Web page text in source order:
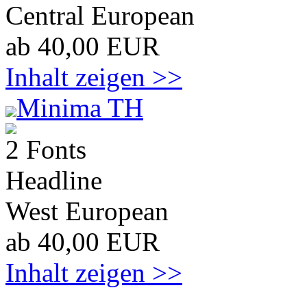
Central European
ab 40,00 EUR
Inhalt zeigen >>
Minima TH
2 Fonts
Headline
West European
ab 40,00 EUR
Inhalt zeigen >>